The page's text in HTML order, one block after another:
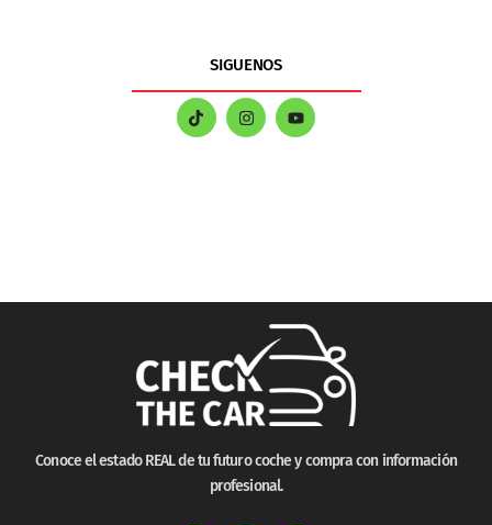
SIGUENOS
Conoce el estado REAL de tu futuro coche y compra con información
profesional.